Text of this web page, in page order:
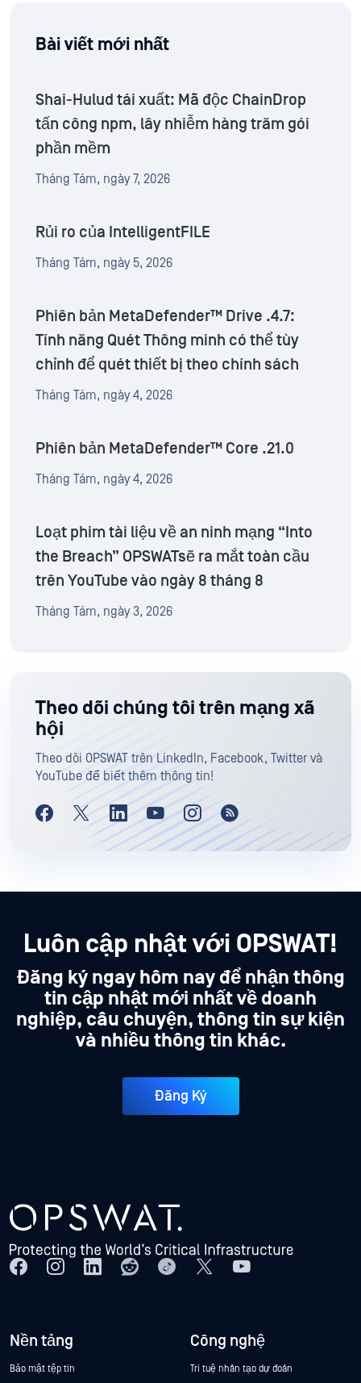
Bài viết mới nhất
Shai-Hulud tái xuất: Mã độc ChainDrop
tấn công npm, lây nhiễm hàng trăm gói
phần mềm
Tháng Tám, ngày 7, 2026
Rủi ro của IntelligentFILE
Tháng Tám, ngày 5, 2026
Phiên bản MetaDefender™ Drive .4.7:
Tính năng Quét Thông minh có thể tùy
chỉnh để quét thiết bị theo chính sách
Tháng Tám, ngày 4, 2026
Phiên bản MetaDefender™ Core .21.0
Tháng Tám, ngày 4, 2026
Loạt phim tài liệu về an ninh mạng “Into
the Breach” OPSWATsẽ ra mắt toàn cầu
trên YouTube vào ngày 8 tháng 8
Tháng Tám, ngày 3, 2026
Theo dõi chúng tôi trên mạng xã
hội
Theo dõi OPSWAT trên LinkedIn, Facebook, Twitter và
YouTube để biết thêm thông tin!
Luôn cập nhật với OPSWAT!
Đăng ký ngay hôm nay để nhận thông
tin cập nhật mới nhất về doanh
nghiệp, câu chuyện, thông tin sự kiện
và nhiều thông tin khác.
Đăng Ký
Nền tảng
Bảo mật tệp tin
Công nghệ
Trí tuệ nhân tạo dự đoán